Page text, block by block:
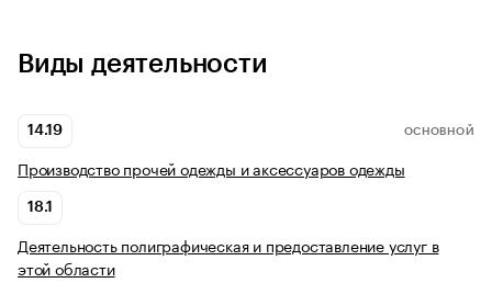
Виды деятельности
14.19 ОСНОВНОЙ
Производство прочей одежды и аксессуаров одежды
18.1
Деятельность полиграфическая и предоставление услуг в
этой области